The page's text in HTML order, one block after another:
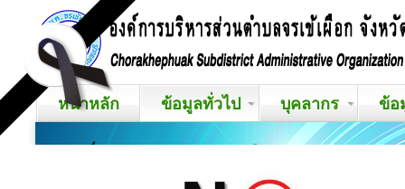
หน้าหลัก ข้อมูลทั่วไป บุคลากร ข้อ